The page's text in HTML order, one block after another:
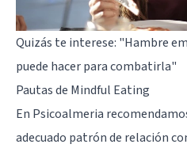
Quizás te interese: "Hambre
puede hacer para combatirla"
Pautas de Mindful Eating
En Psicoalmeria
adecuado patrón de relación